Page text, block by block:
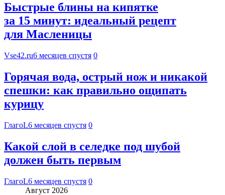
Быстрые блины на кипятке
за 15 минут: идеальный рецепт
для Масленицы
Vse42.ru6 месяцев спустя 0
Горячая вода, острый нож и никакой
спешки: как правильно ощипать
курицу
ГлагоL6 месяцев спустя 0
Какой слой в селедке под шубой
должен быть первым
ГлагоL6 месяцев спустя 0
Август 2026